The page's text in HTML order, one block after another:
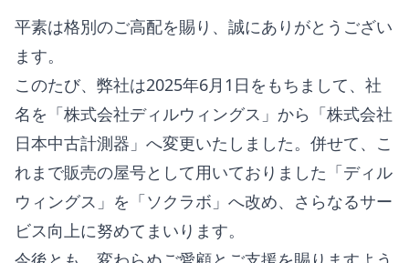
平素は格別のご高配を賜り、誠にありがとうござい
ます。
このたび、弊社は2025年6月1日をもちまして、社
名を「株式会社ディルウィングス」から「株式会社
日本中古計測器」へ変更いたしました。併せて、こ
れまで販売の屋号として用いておりました「ディル
ウィングス」を「ソクラボ」へ改め、さらなるサー
ビス向上に努めてまいります。